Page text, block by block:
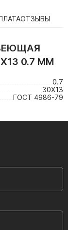
ОТЗЫВЫ
0.7 ММ
0.7
30Х13
ГОСТ 4986-79